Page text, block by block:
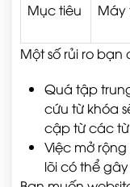
Mục tiêu Máy
Một số rủi ro bạn
Quá tập
cứu từ khóa
cập từ các
Việc mở
lõi có thể